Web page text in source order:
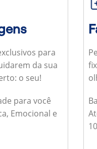
para
da sua
o seu!
para você
Emocional e